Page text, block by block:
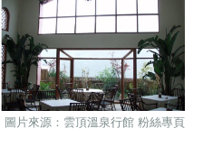
圖片來源：雲頂溫泉行館 粉絲專頁